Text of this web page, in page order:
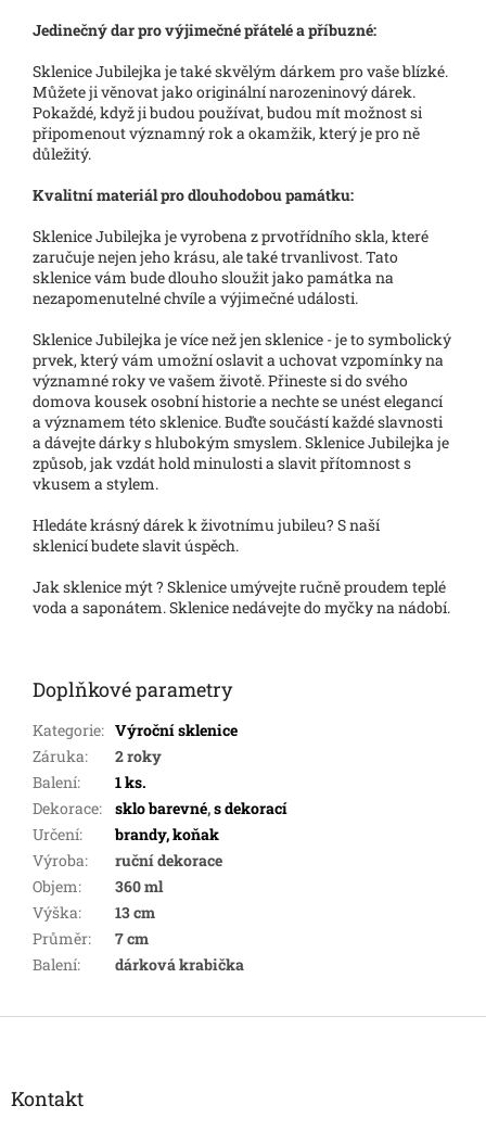
Jedinečný dar pro výjimečné přátelé a příbuzné:
Sklenice Jubilejka je také skvělým dárkem pro vaše blízké.
Můžete ji věnovat jako originální narozeninový dárek.
Pokaždé, když ji budou používat, budou mít možnost si
připomenout významný rok a okamžik, který je pro ně
důležitý.
Kvalitní materiál pro dlouhodobou památku:
Sklenice Jubilejka je vyrobena z prvotřídního skla, které
zaručuje nejen jeho krásu, ale také trvanlivost. Tato
sklenice vám bude dlouho sloužit jako památka na
nezapomenutelné chvíle a výjimečné události.
Sklenice Jubilejka je více než jen sklenice - je to symbolický
prvek, který vám umožní oslavit a uchovat vzpomínky na
významné roky ve vašem životě. Přineste si do svého
domova kousek osobní historie a nechte se unést elegancí
a významem této sklenice. Buďte součástí každé slavnosti
a dávejte dárky s hlubokým smyslem. Sklenice Jubilejka je
způsob, jak vzdát hold minulosti a slavit přítomnost s
vkusem a stylem.
Hledáte krásný dárek k životnímu jubileu? S naší
sklenicí budete slavit úspěch.
Jak sklenice mýt ? Sklenice umývejte ručně proudem teplé
voda a saponátem. Sklenice nedávejte do myčky na nádobí.
Doplňkové parametry
Kategorie: Výroční sklenice
Záruka:
2 roky
Balení:
1 ks.
Dekorace: sklo barevné,s dekorací
Určení:
brandy, koňak
Výroba:
ruční dekorace
Objem:
360 ml
Výška:
13 cm
Průměr:
7 cm
Balení: dárková krabička
Z
Kontakt